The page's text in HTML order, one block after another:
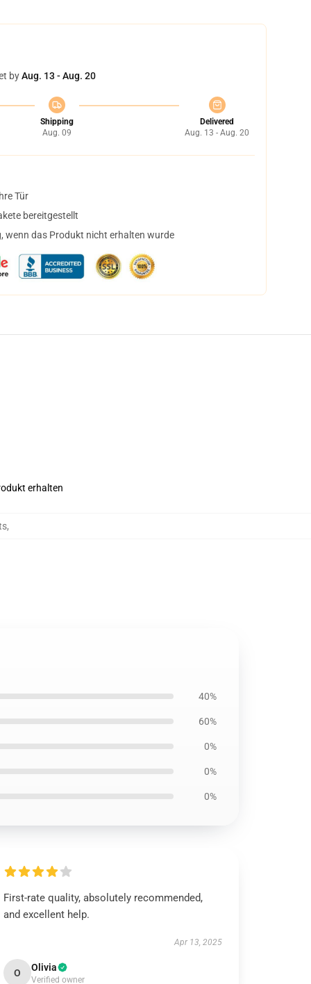
byAug. 13 - Aug. 20
Shipping
Aug. 09
Delivered
Aug. 13 - Aug. 20
Tür
bereitgestellt
wenn das Produkt nicht erhalten wurde
erhalten
,
40%
60%
0%
0%
0%
First-rate quality, absolutely recommended,
and excellent help.
Apr 13, 2025
O Olivia
Verified owner